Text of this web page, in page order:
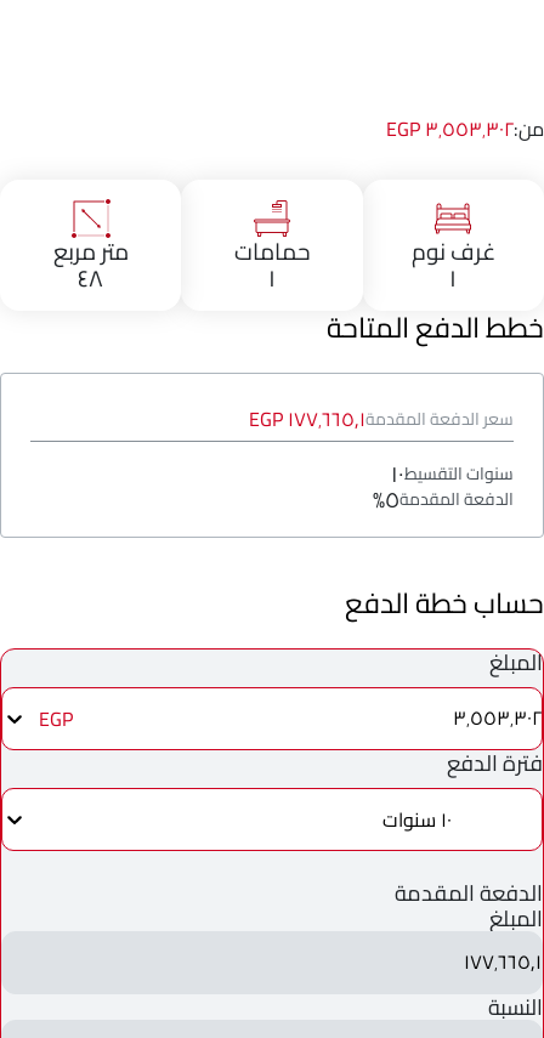
من:٣٬٥٥٣٬٣٠٢ EGP
غرف نوم
١
حمامات
١
متر مربع
٤٨
خطط الدفع المتاحة
سعر الدفعة المقدمة١٧٧٬٦٦٥٫١ EGP
سنوات التقسيط١٠
الدفعة المقدمة٥%
حساب خطة الدفع
المبلغ
٣٬٥٥٣٬٣٠٢ EGP
فترة الدفع
١٠ سنوات
الدفعة المقدمة
المبلغ
١٧٧٬٦٦٥٫١
النسبة